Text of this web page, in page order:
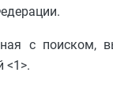
с поиском,
<1>.